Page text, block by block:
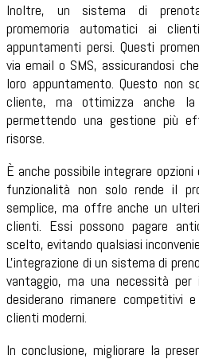
Inoltre, un sistema di
promemoria automatici ai
appuntamenti persi. Questi
via email o SMS, assicurandosi
loro appuntamento. Questo non
cliente, ma ottimizza anche la
permettendo una gestione più
risorse.
È anche possibile integrare
funzionalità non solo rende il
semplice, ma offre anche un
clienti. Essi possono pagare
scelto, evitando qualsiasi
L'integrazione di un sistema di
vantaggio, ma una necessità
desiderano rimanere competitivi
clienti moderni.
In conclusione, migliorare la